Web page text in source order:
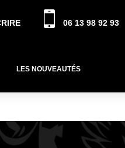
06 13 98 92 93
LES NOUVEAUTÉS